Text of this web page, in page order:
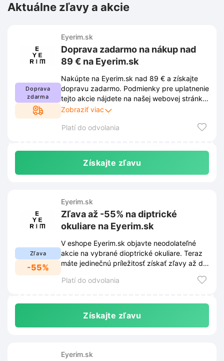
Aktuálne zľavy a akcie
Doprava
zdarma
Eyerim.sk
Doprava zadarmo na nákup nad
89 € na Eyerim.sk
Nakúpte na Eyerim.sk nad 89 € a získajte
dopravu zadarmo. Podmienky pre uplatnenie
tejto akcie nájdete na našej webovej stránke.
Obchod si vyhradzuje právo podmienky
Zobraziť viac
Platí do odvolania
Získajte zľavu
Zľava
-55%
Eyerim.sk
Zľava až -55% na diptrické
okuliare na Eyerim.sk
V eshope Eyerim.sk objavte neodolateľné
akcie na vybrané dioptrické okuliare. Teraz
máte jedinečnú príležitosť získať zľavy až do
Platí do odvolania
Získajte zľavu
Eyerim.sk